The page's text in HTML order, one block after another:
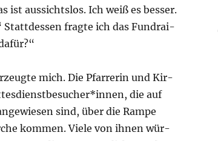
ist aus­sichts­los. Ich weiß es bes­ser.
Statt­des­sen frag­te ich das Fund­rai­
mich. Die Pfar­re­rin und Kir­
die auf
sind, über die Ram­pe
kom­men. Vie­le von ihnen wür­